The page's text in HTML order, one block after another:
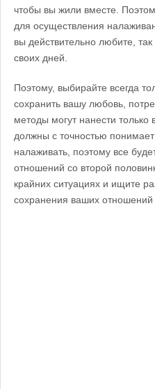
чтобы вы жили вместе.
для осуществления
вы действительно любите,
своих дней.
Поэтому, выбирайте всегда
сохранить вашу любовь,
методы могут нанести только
должны с точностью
налаживать, поэтому все
отношений со второй
крайних ситуациях и ищите
сохранения ваших отношений